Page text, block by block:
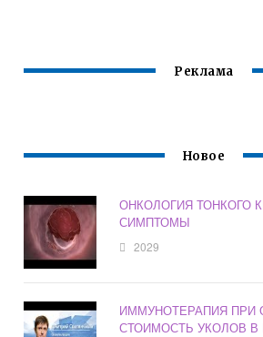
Реклама
Новое
ОНКОЛОГИЯ ТОНКОГО
СИМПТОМЫ
2029
ИММУНОТЕРАПИЯ ПРИ
СТОИМОСТЬ УКОЛОВ В